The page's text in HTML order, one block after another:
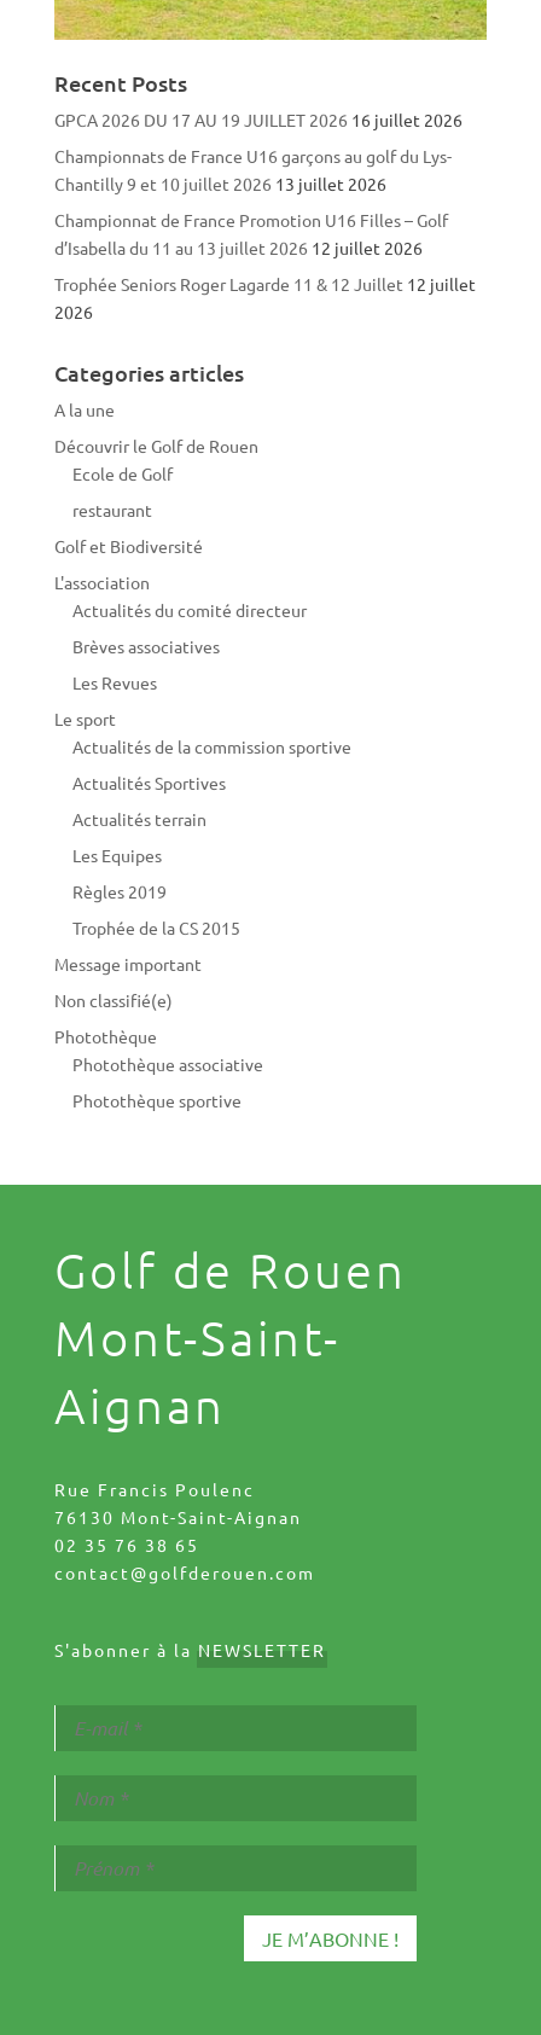
Recent Posts
GPCA 2026 DU 17 AU 19 JUILLET 2026 16 juillet 2026
Championnats de France U16 garçons au golf du Lys-
Chantilly 9 et 10 juillet 2026 13 juillet 2026
Championnat de France Promotion U16 Filles – Golf
d’Isabella du 11 au 13 juillet 2026 12 juillet 2026
Trophée Seniors Roger Lagarde 11 & 12 Juillet 12 juillet
2026
Categories articles
A la une
Découvrir le Golf de Rouen
Ecole de Golf
restaurant
Golf et Biodiversité
L'association
Actualités du comité directeur
Brèves associatives
Les Revues
Le sport
Actualités de la commission sportive
Actualités Sportives
Actualités terrain
Les Equipes
Règles 2019
Trophée de la CS 2015
Message important
Non classifié(e)
Photothèque
Photothèque associative
Photothèque sportive
Golf de Rouen
Mont-Saint-
Aignan
Rue Francis Poulenc
76130 Mont-Saint-Aignan
02 35 76 38 65
contact@golfderouen.com
S'abonner à la NEWSLETTER